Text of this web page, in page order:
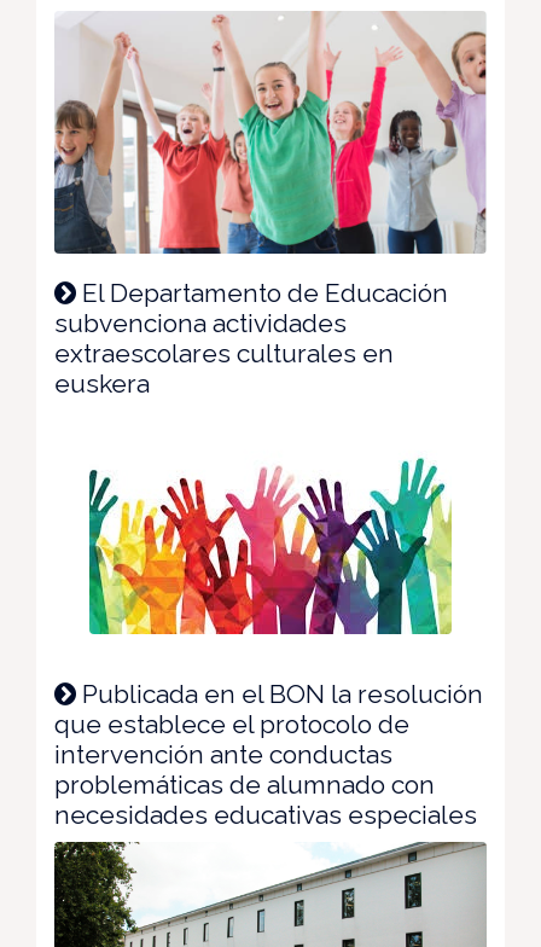
El Departamento de Educación
subvenciona actividades
extraescolares culturales en
euskera
Publicada en el BON la resolución
que establece el protocolo de
intervención ante conductas
problemáticas de alumnado con
necesidades educativas especiales